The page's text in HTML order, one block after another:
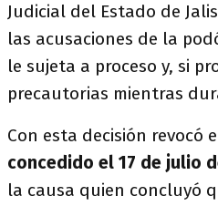
Judicial del Estado de
las acusaciones de la
le sujeta a proceso y, si
precautorias mientras
Con esta decisión revocó
concedido el 17 de julio
la causa quien concluyó